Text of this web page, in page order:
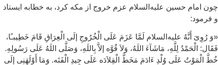
امام حسین علیه‌السلام عزم خروج از مکه کرد، به خطابه ايستاد
فرمود:
رُوِیَ أَنَّهُ علیه‌السلام لَمَّا عَزَمَ عَلَی‌ الْخُرُوجِ إلَی‌ الْعِرَاقِ قَامَ خَطِیبـًا،
الْحَمْدُ لِلَّهِ، مَاشَآءَ اللَهُ، وَلاَ قُوَّه إلاَّ بِاللَهِ، وَصَلَّی‌ اللَهُ عَلَی‌ رَسُولِهِ.
الْمَوْتُ عَلَی‌ وُلْدِ ءَادَمَ مَخَطَّ الْقِلاَدَه عَلَی‌ جِیدِ الْفَتَه. وَمَا أَوْلَهَنِی‌ إلَی‌